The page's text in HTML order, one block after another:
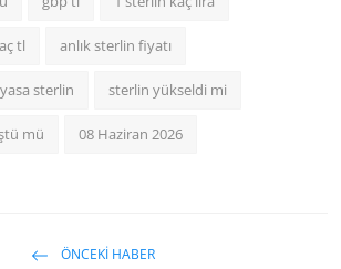
tl anlık sterlin fiyatı
sterlin sterlin yükseldi mi
mü 08 Haziran 2026
ÖNCEKI HABER